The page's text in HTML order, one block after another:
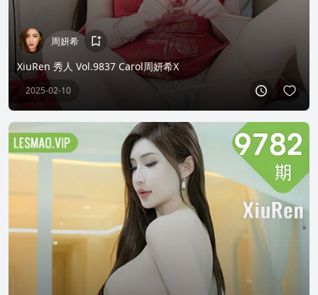
周妍希
XiuRen 秀人 Vol.9837 Carol周妍希X
2025-02-10